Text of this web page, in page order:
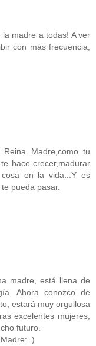
madre a todas! A ver
con más frecuencia,
Reina Madre,como tu
hace crecer,madurar
en la vida...Y es
pueda pasar.
madre, está llena de
Ahora conozco de
estará muy orgullosa
excelentes mujeres,
futuro.